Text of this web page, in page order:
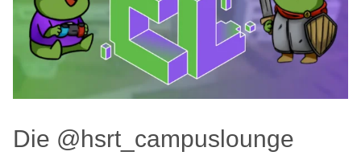
Die @hsrt_campuslounge